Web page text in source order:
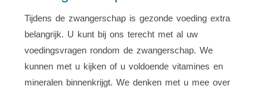
Tijdens de zwangerschap is gezonde voeding extra
belangrijk. U kunt bij ons terecht met al uw
voedingsvragen rondom de zwangerschap. We
kunnen met u kijken of u voldoende vitamines en
mineralen binnenkrijgt. We denken met u mee over